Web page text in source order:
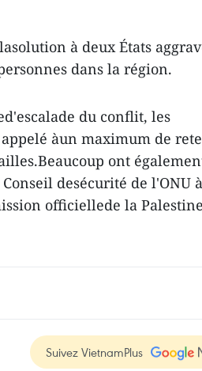
à deux États
dans la région.
du conflit, les
àun maximum de
ont
desécurité de l'ONU à
officiellede la
Suivez VietnamPlus